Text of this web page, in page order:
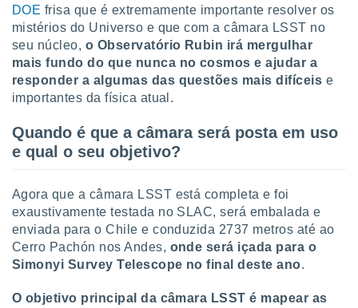
1199
DOE frisa que é extremamente importante resolver os
mistérios do Universo e que com a câmara LSST no
seu núcleo, o Observatório Rubin irá mergulhar
mais fundo do que nunca no cosmos e ajudar a
responder a algumas das questões mais difíceis e
importantes da física atual.
Quando é que a câmara será posta em uso
e qual o seu objetivo?
Agora que a câmara LSST está completa e foi
exaustivamente testada no SLAC, será embalada e
enviada para o Chile e conduzida 2737 metros até ao
Cerro Pachón nos Andes, onde será içada para o
Simonyi Survey Telescope no final deste ano.
O objetivo principal da câmara LSST é mapear as